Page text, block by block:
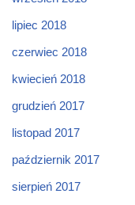
lipiec 2018
czerwiec 2018
kwiecień 2018
grudzień 2017
listopad 2017
październik 2017
sierpień 2017